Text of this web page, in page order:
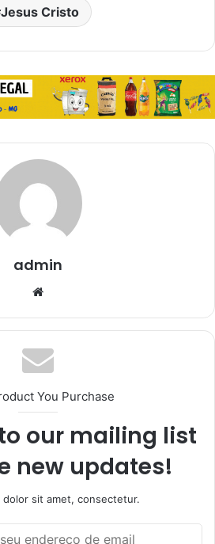
Jesus Cristo
admin
You Purchase
our mailing list
new updates!
dolor sit amet, consectetur.